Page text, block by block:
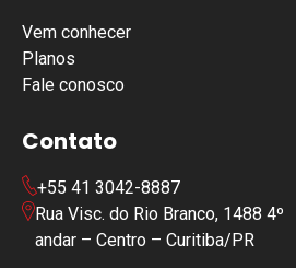
Vem conhecer
Planos
Fale conosco
Contato
+55 41 3042-8887
Rua Visc. do Rio Branco, 1488 4º
andar – Centro – Curitiba/PR